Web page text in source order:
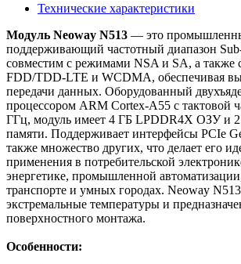
Технические характеристики
Модуль Neoway N513 — это
поддерживающий частотный диапазон
совместим с режимами NSA и SA, а также
FDD/TDD-LTE и WCDMA, обеспечивая
передачи данных. Оборудованный
процессором ARM Cortex-A55 с тактовой
ГГц, модуль имеет 4 ГБ LPDDR4X ОЗУ и
памяти. Поддерживает интерфейсы PCIe
также множество других, что делает его
применения в потребительской
энергетике, промышленной
транспорте и умных городах. Neoway
экстремальные температуры и
поверхностного монтажа.
Особенности: